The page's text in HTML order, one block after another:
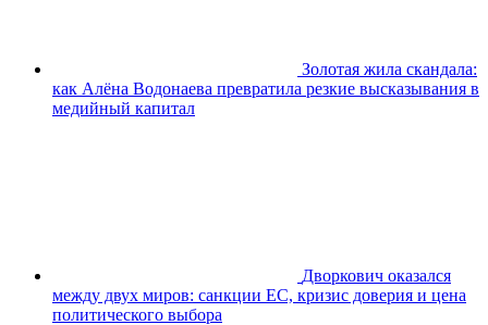
Золотая жила скандала:
как Алёна Водонаева превратила резкие высказывания в
медийный капитал
Дворкович оказался
между двух миров: санкции ЕС, кризис доверия и цена
политического выбора